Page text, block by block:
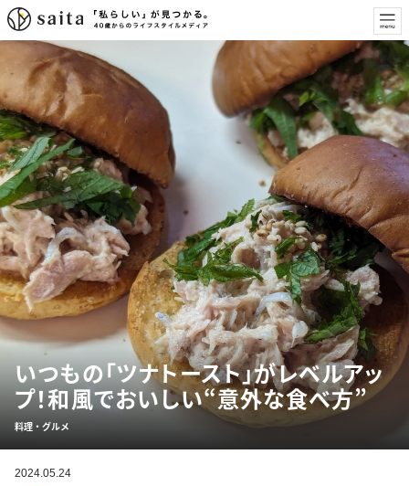
いつもの「ツナトースト」がレベルアッ
プ！和風でおいしい“意外な食べ方”
料理・グルメ
2024.05.24